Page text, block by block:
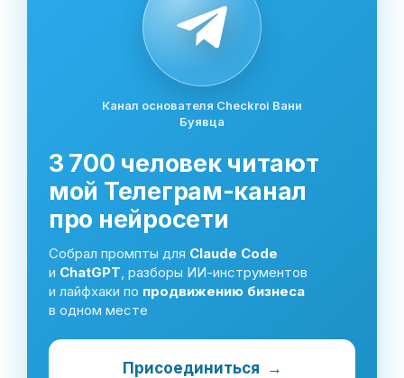
Канал основателя Checkroi Вани
Буявца
3 700 человек читают
мой Телеграм-канал
про нейросети
Собрал промпты для Claude Code
и ChatGPT , разборы ИИ-инструментов
и лайфхаки по продвижению бизнеса
в одном месте
Присоединиться →